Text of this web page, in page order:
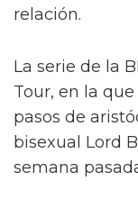
relación.
La serie de la
Tour, en la
pasos de
bisexual Lord
semana